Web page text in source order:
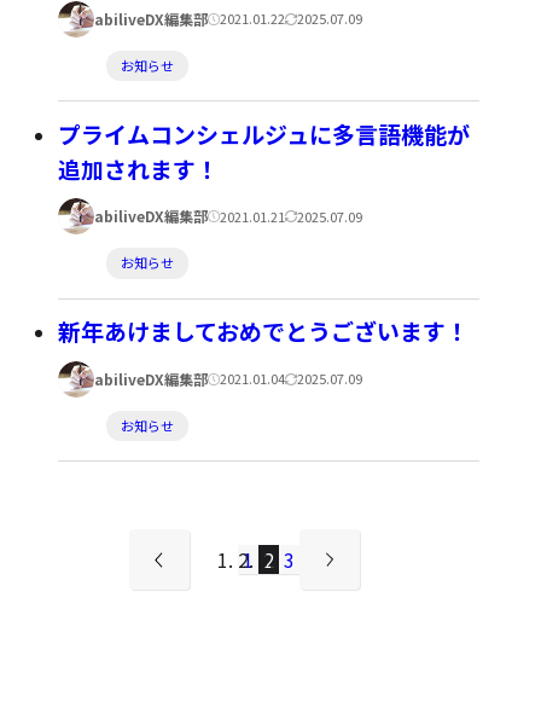
著
者:
abiliveDX編集部公
日:
2021.01.22更
日:
2025.07.09
テ
ゴ
リ
ー:
お知らせ
プライムコンシェルジュに多言語機能が
追加されます！
著
者:
abiliveDX編集部公2021.01.21更2025.07.09
テ
ゴ
リ
ー:
お知らせ
新年あけましておめでとうございます！
著
者:
abiliveDX編集部公
日:
2021.01.04更
日:
2025.07.09
テ
お知らせ
前
次
1 2（現
3